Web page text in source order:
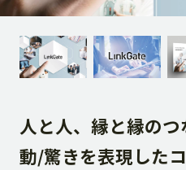
ACC BLOG
DOWNLOAD
CONTACT
人と人、縁と縁の
動/驚きを表現した